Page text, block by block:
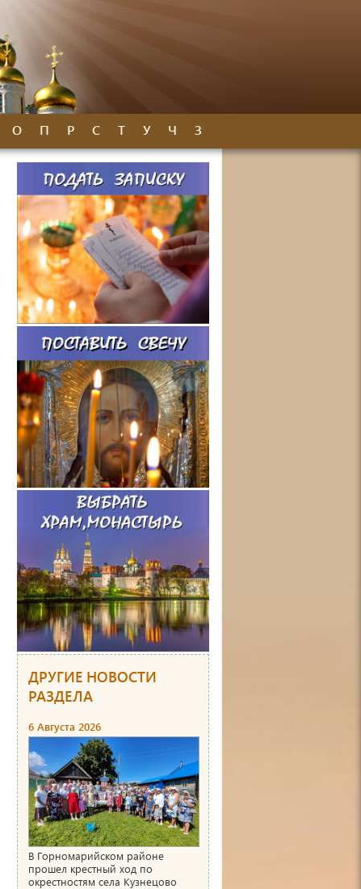
О П Р С Т У Ч З
ДРУГИЕ НОВОСТИ
РАЗДЕЛА
6 Августа 2026
В Горномарийском районе
прошел крестный ход по
окрестностям села Кузнецово